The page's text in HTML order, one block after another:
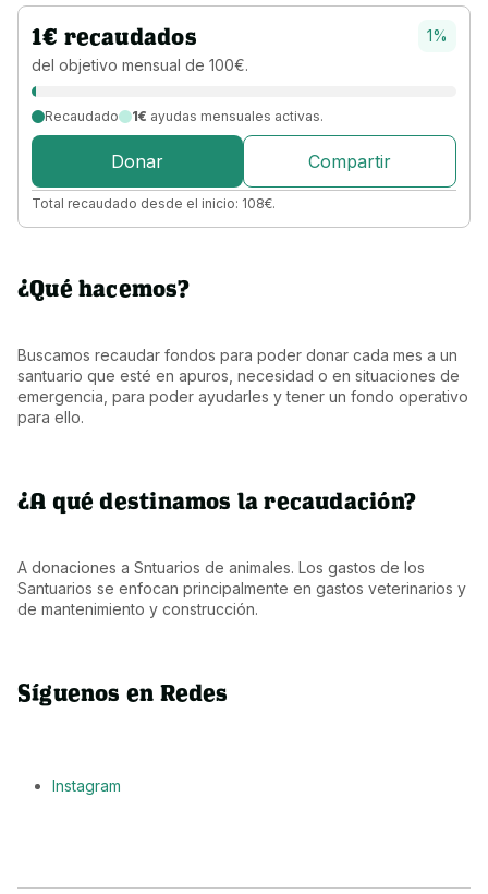
1€ recaudados
del objetivo mensual de 100€.
1%
Recaudado 1€ ayudas mensuales activas.
Donar Compartir
Total recaudado desde el inicio: 108€.
¿Qué hacemos?
Buscamos recaudar fondos para poder donar cada mes a un
santuario que esté en apuros, necesidad o en situaciones de
emergencia, para poder ayudarles y tener un fondo operativo
para ello.
¿A qué destinamos la recaudación?
A donaciones a Sntuarios de animales. Los gastos de los
Santuarios se enfocan principalmente en gastos veterinarios y
de mantenimiento y construcción.
Síguenos en Redes
Instagram